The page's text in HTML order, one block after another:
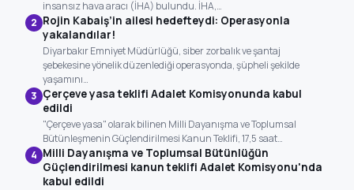
insansız hava aracı (İHA) bulundu. İHA,…
2 Rojin Kabaiş’in ailesi hedefteydi: Operasyonla
yakalandılar!
Diyarbakır Emniyet Müdürlüğü, siber zorbalık ve şantaj
şebekesine yönelik düzenlediği operasyonda, şüpheli şekilde
yaşamını…
3 Çerçeve yasa teklifi Adalet Komisyonunda kabul
edildi
"Çerçeve yasa" olarak bilinen Milli Dayanışma ve Toplumsal
Bütünleşmenin Güçlendirilmesi Kanun Teklifi, 17,5 saat…
4 Milli Dayanışma ve Toplumsal Bütünlüğün
Güçlendirilmesi kanun teklifi Adalet Komisyonu'nda
kabul edildi